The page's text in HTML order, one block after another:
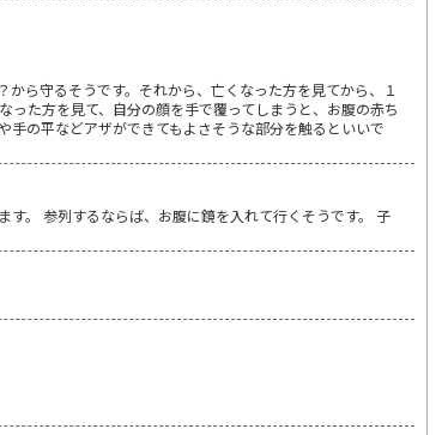
ら守るそうです。それから、亡くなった方を見てから、１
た方を見て、自分の顔を手で覆ってしまうと、お腹の赤ち
の平などアザができてもよさそうな部分を触るといいで
。 参列するならば、お腹に鏡を入れて行くそうです。 子